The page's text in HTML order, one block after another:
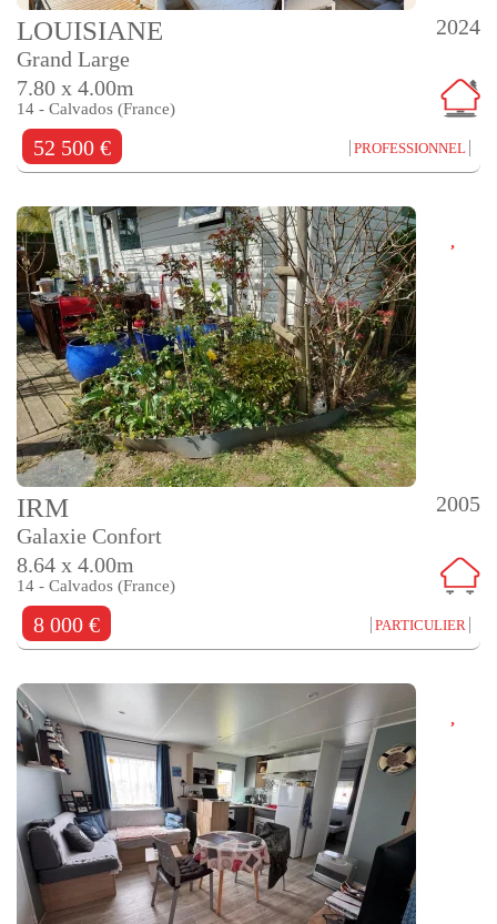
2024
LOUISIANE
Grand Large
7.80 x 4.00m
14 - Calvados (France)
52 500 € PROFESSIONNEL
2005
IRM
Galaxie Confort
8.64 x 4.00m
14 - Calvados (France)
8 000 € PARTICULIER